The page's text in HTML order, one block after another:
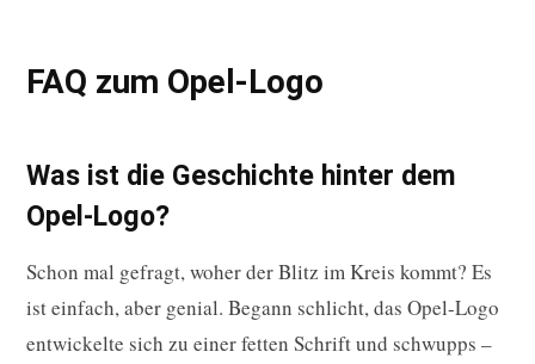
FAQ zum Opel-Logo
Was ist die Geschichte hinter dem
Opel-Logo?
Schon mal gefragt, woher der Blitz im Kreis kommt? Es
ist einfach, aber genial. Begann schlicht, das Opel-Logo
entwickelte sich zu einer fetten Schrift und schwupps –